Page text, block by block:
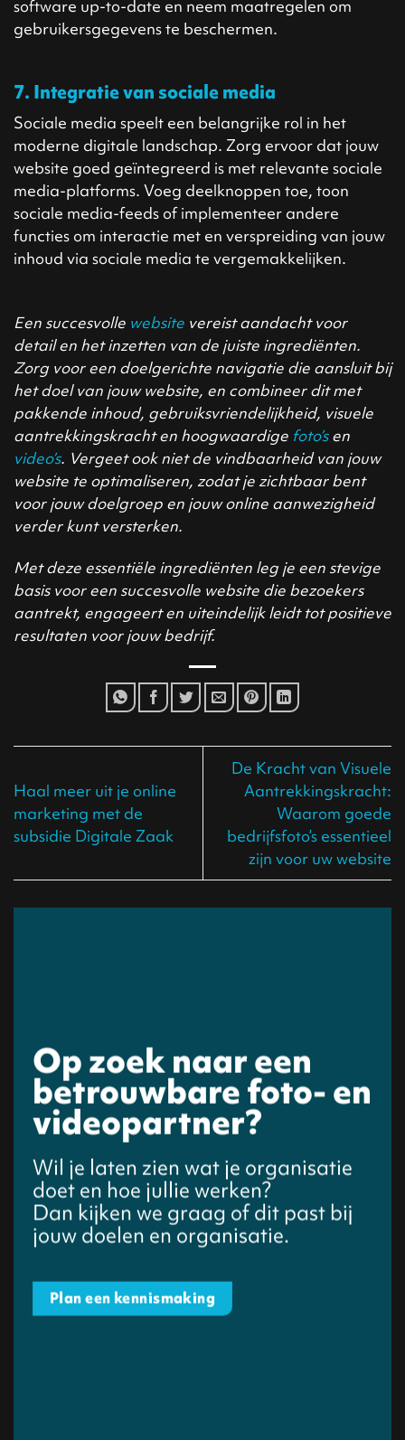
software up-to-date en neem maatregelen om
gebruikersgegevens te beschermen.
7. Integratie van sociale media
Sociale media speelt een belangrijke rol in het
moderne digitale landschap. Zorg ervoor dat jouw
website goed geïntegreerd is met relevante sociale
media-platforms. Voeg deelknoppen toe, toon
sociale media-feeds of implementeer andere
functies om interactie met en verspreiding van jouw
inhoud via sociale media te vergemakkelijken.
Een succesvolle website vereist aandacht voor
detail en het inzetten van de juiste ingrediënten.
Zorg voor een doelgerichte navigatie die aansluit bij
het doel van jouw website, en combineer dit met
pakkende inhoud, gebruiksvriendelijkheid, visuele
aantrekkingskracht en hoogwaardige foto’sen
video’s. Vergeet ook niet de vindbaarheid van jouw
website te optimaliseren, zodat je zichtbaar bent
voor jouw doelgroep en jouw online aanwezigheid
verder kunt versterken.
Met deze essentiële ingrediënten leg je een stevige
basis voor een succesvolle website die bezoekers
aantrekt, engageert en uiteindelijk leidt tot positieve
resultaten voor jouw bedrijf.
Haal meer uit je online
marketing met de
subsidie Digitale Zaak
De Kracht van Visuele
Aantrekkingskracht:
Waarom goede
bedrijfsfoto’s essentieel
zijn voor uw website
Op zoek naar een
betrouwbare foto- en
videopartner?
Wil je laten zien wat je organisatie
doet en hoe jullie werken?
Dan kijken we graag of dit past bij
jouw doelen en organisatie.
Plan een kennismaking